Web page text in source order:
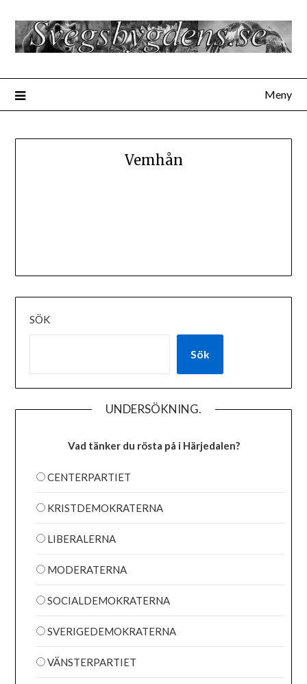
innehåll
Meny
Vemhån
SÖK
Sök
UNDERSÖKNING.
Vad tänker du rösta på i Härjedalen?
CENTERPARTIET
KRISTDEMOKRATERNA
LIBERALERNA
MODERATERNA
SOCIALDEMOKRATERNA
SVERIGEDEMOKRATERNA
VÄNSTERPARTIET